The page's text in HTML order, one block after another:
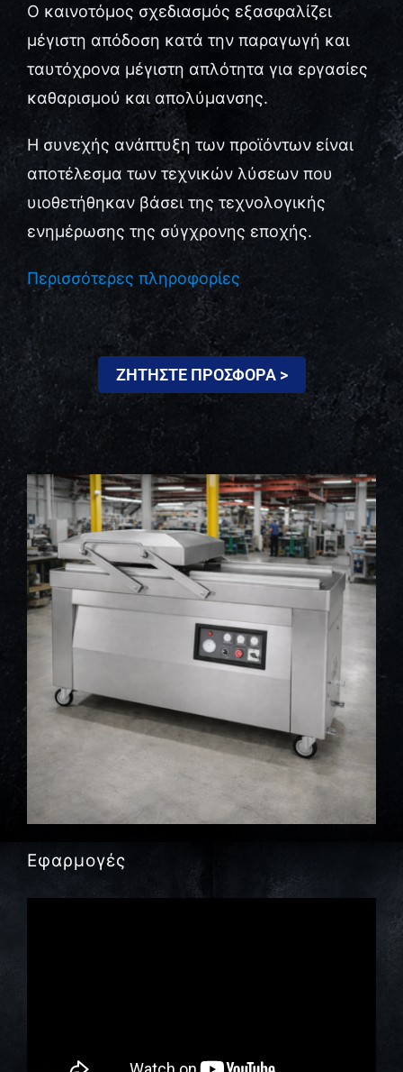
Ο καινοτόμος σχεδιασμός εξασφαλίζει
μέγιστη απόδοση κατά την παραγωγή και
ταυτόχρονα μέγιστη απλότητα για εργασίες
καθαρισμού και απολύμανσης.
Η συνεχής ανάπτυξη των προϊόντων είναι
αποτέλεσμα των τεχνικών λύσεων που
υιοθετήθηκαν βάσει της τεχνολογικής
ενημέρωσης της σύγχρονης εποχής.
Περισσότερες πληροφορίες
ΖΗΤΗΣΤΕ ΠΡΟΣΦΟΡΑ >
Εφαρμογές